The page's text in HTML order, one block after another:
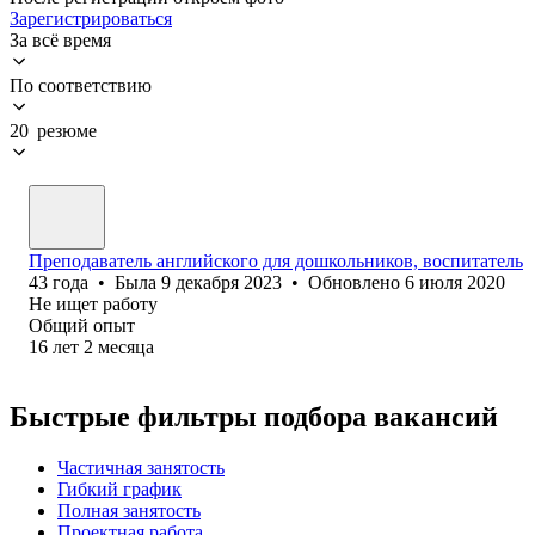
Зарегистрироваться
За всё время
По соответствию
20 резюме
Преподаватель английского для дошкольников, воспитатель
43 года • Была 9 декабря 2023 • Обновлено 6 июля 2020
Не ищет работу
Общий опыт
16 лет 2 месяца
Быстрые фильтры подбора вакансий
Частичная занятость
Гибкий график
Полная занятость